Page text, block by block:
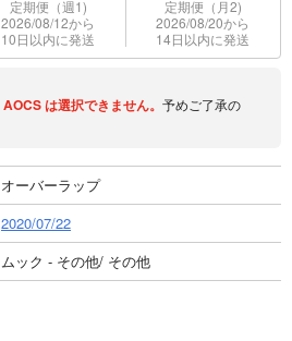
定期便（週1)
2026/08/12から
10日以内に発送
定期便（月2)
2026/08/20から
14日以内に発送
AOCSは選択できません。 予めご了承の
オーバーラップ
2020/07/22
ムック - その他/ その他